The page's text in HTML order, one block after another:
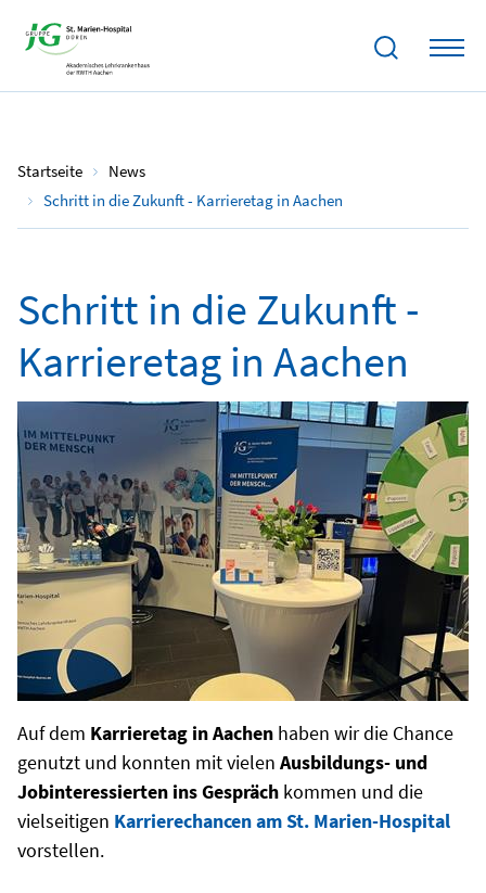
Startseite
News
Schritt in die Zukunft - Karrieretag in Aachen
13.05.2024
Schritt in die Zukunft -
Karrieretag in Aachen
Auf dem Karrieretag in Aachen haben wir die Chance
genutzt und konnten mit vielen Ausbildungs- und
Jobinteressierten ins Gespräch kommen und die
vielseitigen Karrierechancen am St. Marien-Hospital
vorstellen.